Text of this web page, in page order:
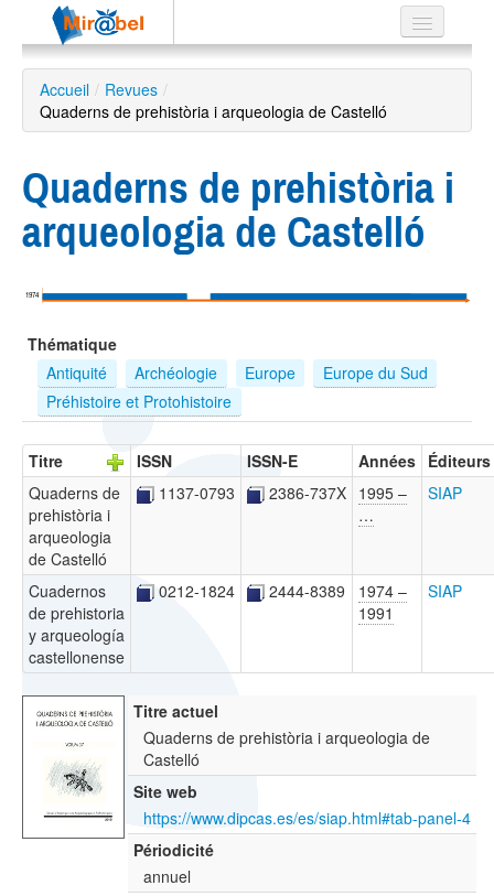
Le réseau
Soutien
avancée
ES
?
Accueil / Revues /
Quaderns de prehistòria i arqueologia de Castelló
Quaderns de prehistòria i
arqueologia de Castelló
1974
Thématique
Antiquité
Archéologie Europe
Europe du Sud
Préhistoire et Protohistoire
Titre ISSN ISSN-E Années Éditeurs
Quaderns de
prehistòria i
arqueologia
de Castelló
1137-0793 2386-737X 1995 –
…
SIAP
Cuadernos
de prehistoria
y arqueología
castellonense
0212-1824 2444-8389
1974 –
1991
SIAP
Titre actuel
Quaderns de prehistòria i arqueologia de
Castelló
Site web
https://www.dipcas.es/es/siap.html#tab-panel-4
Périodicité
annuel